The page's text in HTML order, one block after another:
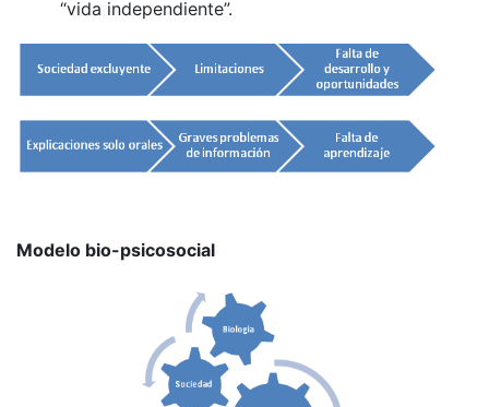
“vida independiente”.
Modelo bio-psicosocial